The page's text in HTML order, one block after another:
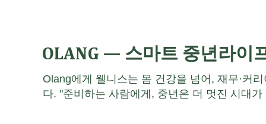
OLANG — 스마트 중년라이
Olang에게 웰니스는 몸 건강을 넘어, 재무·커
다. "준비하는 사람에게, 중년은 더 멋진 시대가